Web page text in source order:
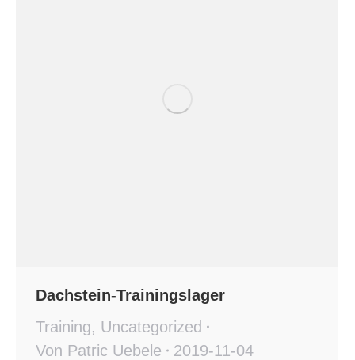
Dachstein-Trainingslager
Training, Uncategorized
Von Patric Uebele
2019-11-04